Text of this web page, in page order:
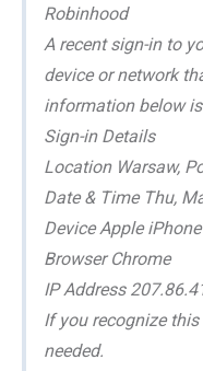
Robinhood
A recent sign-in to
device or network
information below
Sign-in Details
Location Warsaw,
Date & Time Thu,
Device Apple
Browser Chrome
IP Address
If you recognize
needed.